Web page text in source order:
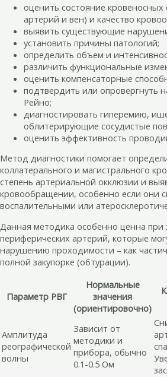
оценить состояние кровеносных
артерий и вен) и качество
выявить существующие
установить причины патологий;
определить объем и
различить функциональные
оценить компенсаторные
подтвердить или опровергнуть
Рейно;
диагностировать гиперемию,
облитерирующие сосудистые
оценить эффективность
Метод диагностики помогает
коллатерального и магистрального
степень артериальной окклюзии и
кровообращении, особенно если они
воспалительными или
Данная методика особенно ценна при
периферических артерий, которые
нарушению проходимости – как
полной закупорке (обтурации).
Параметр РВГ
Нормальные
значения
(ориентировочно)
Амплитуда
реографической
волны
Зависит от
методики и
прибора, обычно
0.1-0.5 Ом